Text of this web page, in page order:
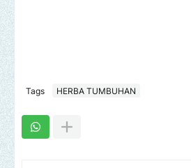
Tags HERBA TUMBUHAN